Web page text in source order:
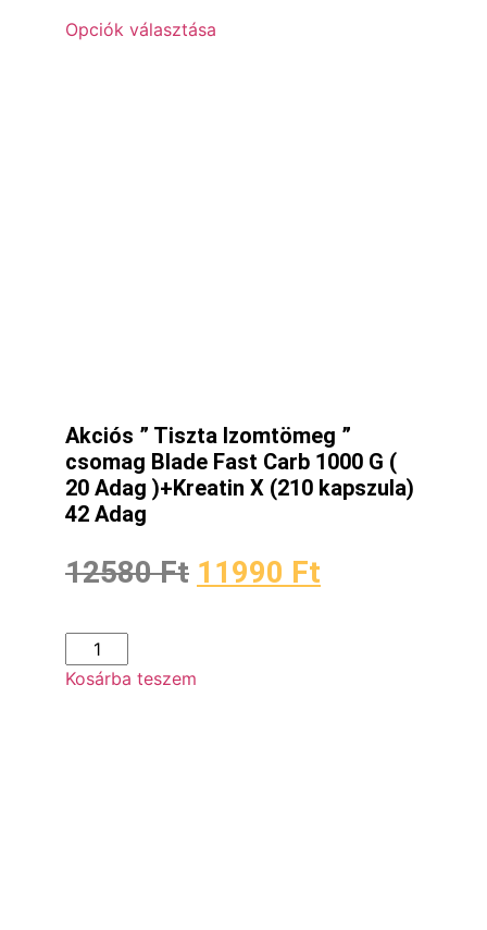
Opciók választása
Akciós ” Tiszta Izomtömeg ”
csomag Blade Fast Carb 1000 G (
20 Adag )+Kreatin X (210 kapszula)
42 Adag
12580Ft 11990 Ft
Kosárba teszem